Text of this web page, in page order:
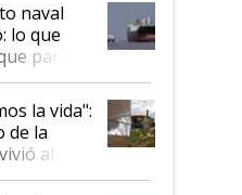
naval
lo que
parado
la vida":
de la
al